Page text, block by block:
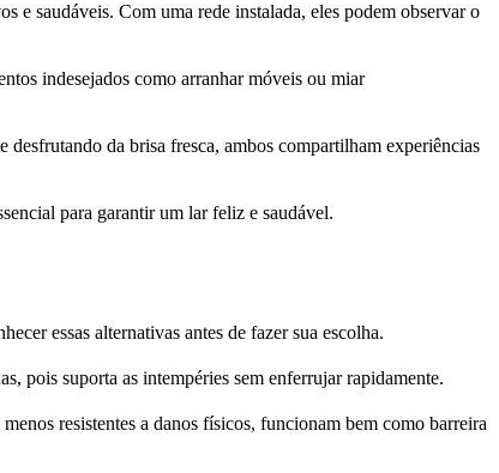
e saudáveis. Com uma rede instalada, eles podem observar o
indesejados como arranhar móveis ou miar
desfrutando da brisa fresca, ambos compartilham experiências
para garantir um lar feliz e saudável.
essas alternativas antes de fazer sua escolha.
pois suporta as intempéries sem enferrujar rapidamente.
resistentes a danos físicos, funcionam bem como barreira